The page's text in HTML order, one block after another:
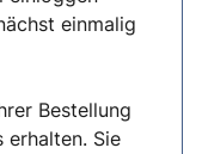
einmalig
Bestellung
erhalten. Sie